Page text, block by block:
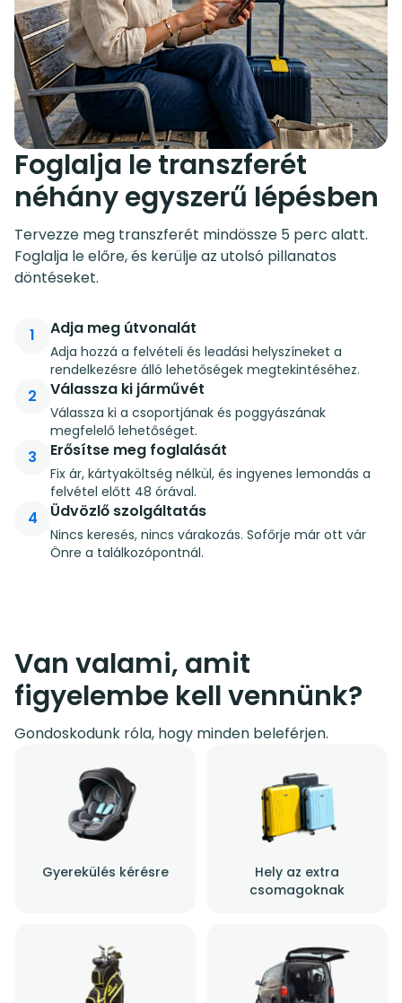
Foglalja le transzferét
néhány egyszerű lépésben
Tervezze meg transzferét mindössze 5 perc alatt.
Foglalja le előre, és kerülje az utolsó pillanatos
döntéseket.
1 Adja meg útvonalát
Adja hozzá a felvételi és leadási helyszíneket a
rendelkezésre álló lehetőségek megtekintéséhez.
2 Válassza ki járművét
Válassza ki a csoportjának és poggyászának
megfelelő lehetőséget.
3 Erősítse meg foglalását
Fix ár, kártyaköltség nélkül, és ingyenes lemondás a
felvétel előtt 48 órával.
4 Üdvözlő szolgáltatás
Nincs keresés, nincs várakozás. Sofőrje már ott vár
Önre a találkozópontnál.
Van valami, amit
figyelembe kell vennünk?
Gondoskodunk róla, hogy minden beleférjen.
Gyerekülés kérésre
Hely az extra
csomagoknak